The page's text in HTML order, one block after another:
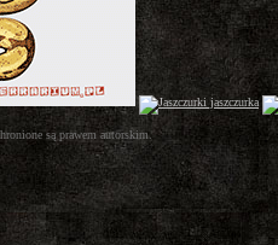
są prawem autorskim.